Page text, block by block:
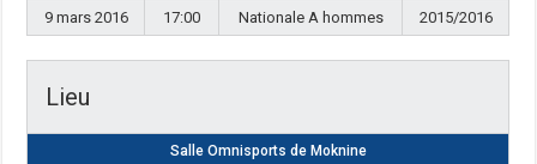
9 mars 2016 17:00 Nationale A hommes 2015/2016
Lieu
Salle Omnisports de Moknine